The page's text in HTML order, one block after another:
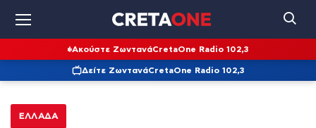
Ακούστε ΖωντανάCretaOne Radio 102,3
Δείτε ΖωντανάCretaOne Radio 102,3
ΕΛΛΆΔΑ